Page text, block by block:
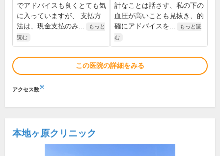
でアドバイスも良くとても気
に入っていますが、 支払方
法は、現金支払のみ...
もっと
読む
計なことは話さす、私の下の
血圧が高いことも見抜き、的
確にアドバイスを...
もっと読
む
この医院の詳細をみる
アクセス数※
本地ヶ原クリニック